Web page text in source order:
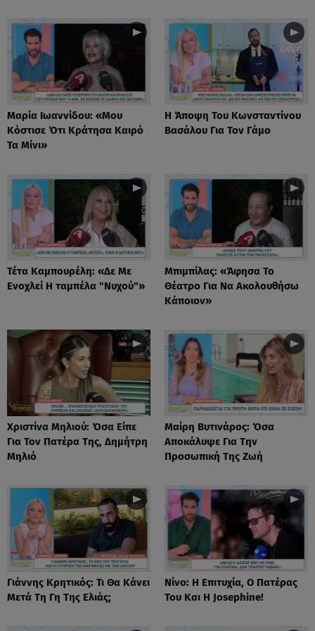
Μαρία Ιωαννίδου: «Μου
Κόστισε Ότι Κράτησα Καιρό
Τα Μίνι»
Η Άποψη Του Κωνσταντίνου
Βασάλου Για Τον Γάμο
Τέτα Καμπουρέλη: «Δε Mε
Eνοχλεί H ταμπέλα "Νυχού"»
Μπιμπίλας: «Άφησα Το
Θέατρο Για Να Ακολουθήσω
Κάποιον»
Χριστίνα Μηλιού: Όσα Είπε
Για Τον Πατέρα Της, Δημήτρη
Μηλιό
Μαίρη Βυτινάρος: Όσα
Αποκάλυψε Για Την
Προσωπική Της Ζωή
Γιάννης Κρητικός: Τι Θα Κάνει
Μετά Τη Γη Της Ελιάς;
Νίνο: Η Επιτυχία, Ο Πατέρας
Του Και Η Josephine!